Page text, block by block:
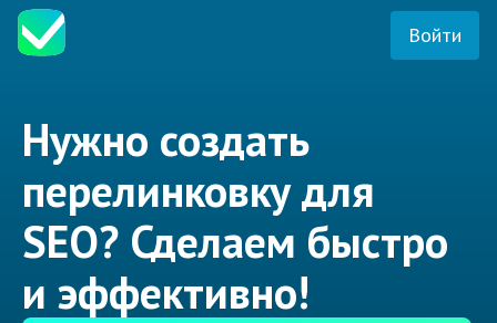
Войти
Нужно создать
перелинковку для
SEO? Сделаем быстро
и эффективно!